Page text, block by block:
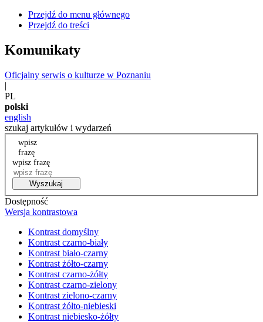
Przejdź do menu głównego
Przejdź do treści
Komunikaty
Oficjalny serwis o kulturze w Poznaniu
|
PL
polski
english
szukaj artykułów i wydarzeń
wpisz
frazę
wpisz frazę
Wyszukaj
Dostępność
Wersja kontrastowa
Kontrast domyślny
Kontrast czarno-biały
Kontrast biało-czarny
Kontrast żółto-czarny
Kontrast czarno-żółty
Kontrast czarno-zielony
Kontrast zielono-czarny
Kontrast żółto-niebieski
Kontrast niebiesko-żółty